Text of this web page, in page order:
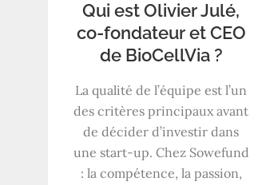
Qui est Olivier Julé,
co-fondateur et CEO
de BioCellVia ?
La qualité de l’équipe est l’un
des critères principaux avant
de décider d’investir dans
une start-up. Chez Sowefund
: la compétence, la passion,